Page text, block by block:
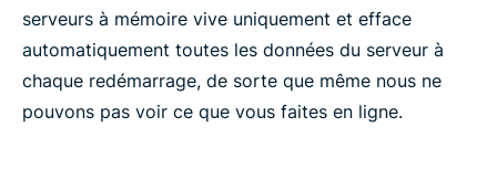
serveurs à mémoire vive uniquement et efface
automatiquement toutes les données du serveur à
chaque redémarrage, de sorte que même nous ne
pouvons pas voir ce que vous faites en ligne.